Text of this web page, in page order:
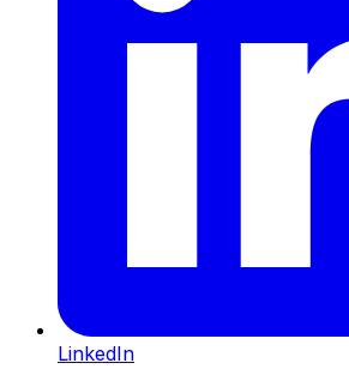
LinkedIn